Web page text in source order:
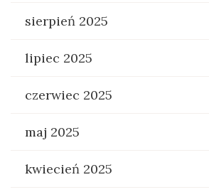
sierpień 2025
lipiec 2025
czerwiec 2025
maj 2025
kwiecień 2025